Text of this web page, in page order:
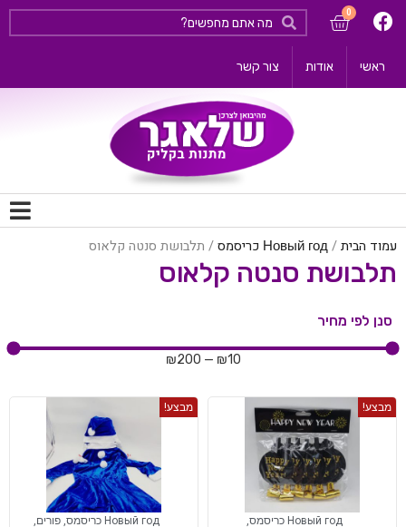
ראשי אודות צור קשר
עמוד הבית/Новый год כריסמס / תלבושת סנטה קלאוס
תלבושת סנטה קלאוס
סנן לפי מחיר
₪10
—
₪200
מבצע!
Новый год כריסמס
,
מבצע!
Новый год כריסמס ,פורים,